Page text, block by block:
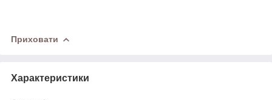
Приховати
Характеристики